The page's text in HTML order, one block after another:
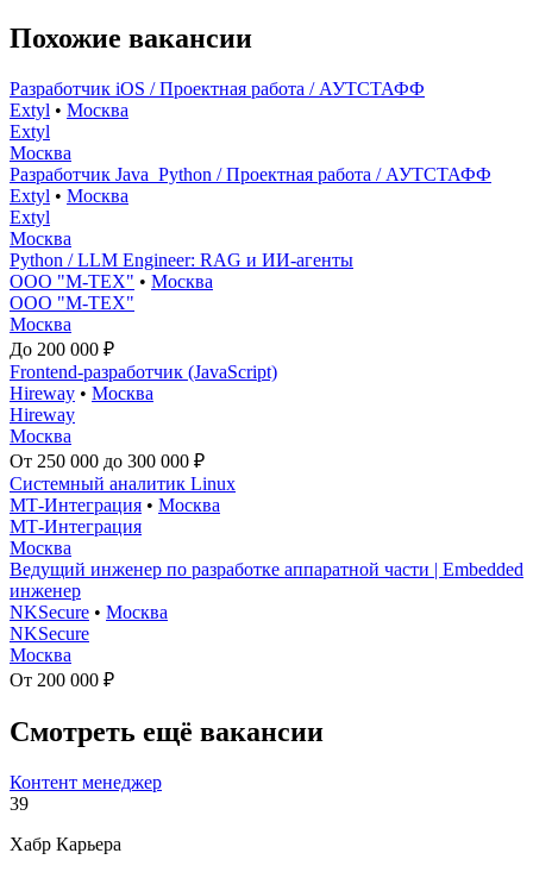
Похожие вакансии
Разработчик iOS / Проектная работа / АУТСТАФФ
Extyl • Москва
Extyl
Москва
Разработчик Java_Python / Проектная работа / АУТСТАФФ
Extyl • Москва
Extyl
Москва
Python / LLM Engineer: RAG и ИИ-агенты
ООО "М-ТЕХ" • Москва
ООО "М-ТЕХ"
Москва
До 200 000 ₽
Frontend-разработчик (JavaScript)
Hireway • Москва
Hireway
Москва
От 250 000 до 300 000 ₽
Системный аналитик Linux
МТ-Интеграция • Москва
МТ-Интеграция
Москва
Ведущий инженер по разработке аппаратной части | Embedded
инженер
NKSecure • Москва
NKSecure
Москва
От 200 000 ₽
Смотреть ещё вакансии
Контент менеджер
39
Хабр Карьера